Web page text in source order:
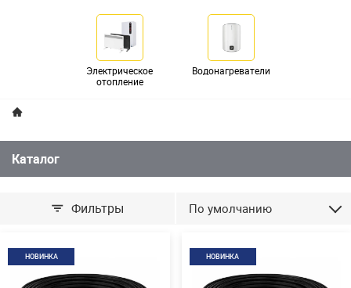
Электрическое
отопление
Водонагреватели
Каталог
Фильтры По умолчанию
НОВИНКА НОВИНКА